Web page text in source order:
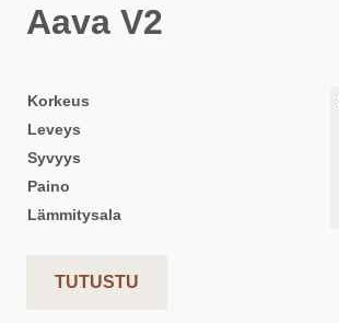
Aava V2
Korkeus
Leveys
Syvyys
Paino
Lämmitysala
TUTUSTU